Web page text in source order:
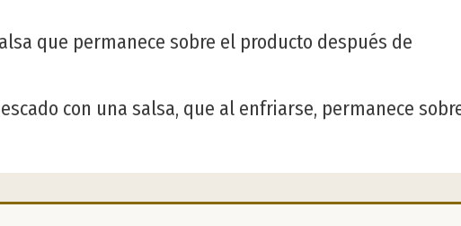
que permanece sobre el producto después de
con una salsa, que al enfriarse, permanece